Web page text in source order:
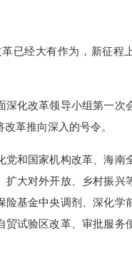
经大有作为，新征程
化改革领导小组第一次
革推向深入的号令。
和国家机构改革、海南
扩大对外开放、乡村振兴
险基金中央调剂、深化学
贸试验区改革、审批服务